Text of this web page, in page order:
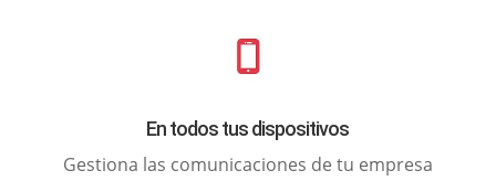
En todos tus dispositivos
Gestiona las comunicaciones de tu empresa